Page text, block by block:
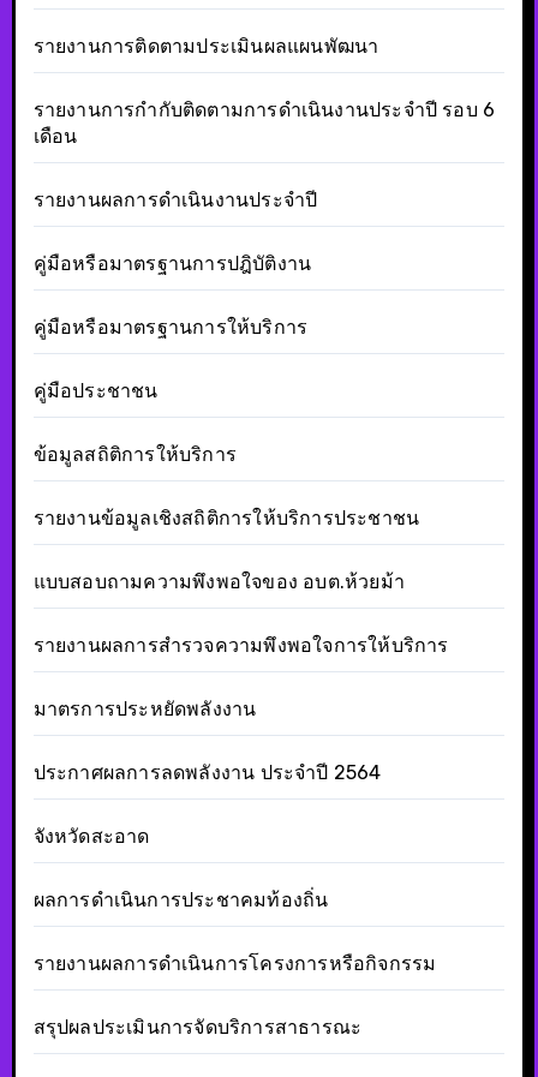
รายงานการติดตามประเมินผลแผนพัฒนา
รายงานการกำกับติดตามการดำเนินงานประจำปี รอบ 6
เดือน
รายงานผลการดำเนินงานประจำปี
คู่มือหรือมาตรฐานการปฎิบัติงาน
คู่มือหรือมาตรฐานการให้บริการ
คู่มือประชาชน
ข้อมูลสถิติการให้บริการ
รายงานข้อมูลเชิงสถิติการให้บริการประชาชน
แบบสอบถามความพึงพอใจของ อบต.ห้วยม้า
รายงานผลการสำรวจความพึงพอใจการให้บริการ
มาตรการประหยัดพลังงาน
ประกาศผลการลดพลังงาน ประจำปี 2564
จังหวัดสะอาด
ผลการดำเนินการประชาคมท้องถิ่น
รายงานผลการดำเนินการโครงการหรือกิจกรรม
สรุปผลประเมินการจัดบริการสาธารณะ